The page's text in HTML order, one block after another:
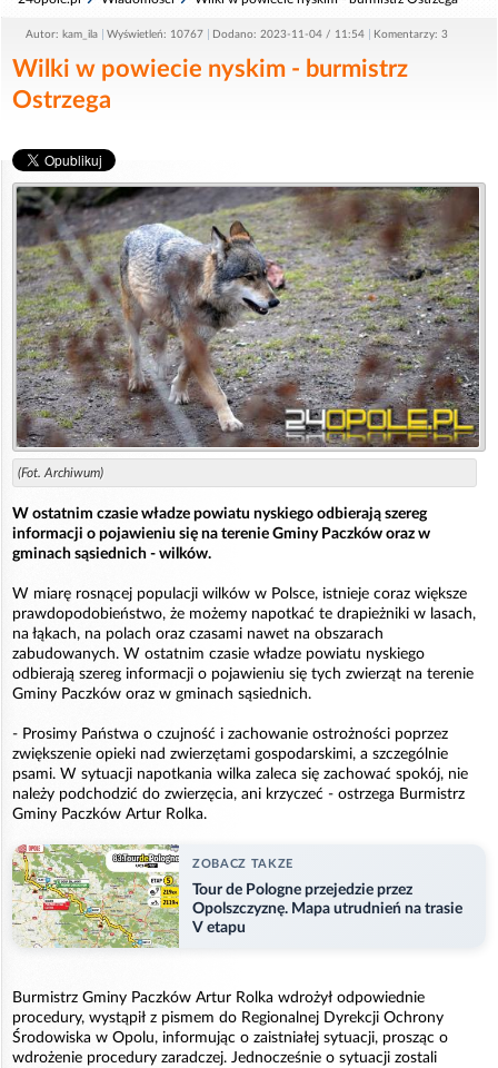
Autor: kam_ila Wyświetleń: 10767 Dodano: 2023-11-04 / 11:54 Komentarzy: 3
Wilki w powiecie nyskim - burmistrz
Ostrzega
(Fot. Archiwum)
W ostatnim czasie władze powiatu nyskiego odbierają szereg
informacji o pojawieniu się na terenie Gminy Paczków oraz w
gminach sąsiednich - wilków.
W miarę rosnącej populacji wilków w Polsce, istnieje coraz większe
prawdopodobieństwo, że możemy napotkać te drapieżniki w lasach,
na łąkach, na polach oraz czasami nawet na obszarach
zabudowanych. W ostatnim czasie władze powiatu nyskiego
odbierają szereg informacji o pojawieniu się tych zwierząt na terenie
Gminy Paczków oraz w gminach sąsiednich.
- Prosimy Państwa o czujność i zachowanie ostrożności poprzez
zwiększenie opieki nad zwierzętami gospodarskimi, a szczególnie
psami. W sytuacji napotkania wilka zaleca się zachować spokój, nie
należy podchodzić do zwierzęcia, ani krzyczeć - ostrzega Burmistrz
Gminy Paczków Artur Rolka.
ZOBACZ TAKZE
Tour de Pologne przejedzie przez
Opolszczyznę. Mapa utrudnień na trasie
V etapu
Burmistrz Gminy Paczków Artur Rolka wdrożył odpowiednie
procedury, wystąpił z pismem do Regionalnej Dyrekcji Ochrony
Środowiska w Opolu, informując o zaistniałej sytuacji, prosząc o
wdrożenie procedury zaradczej. Jednocześnie o sytuacji zostali